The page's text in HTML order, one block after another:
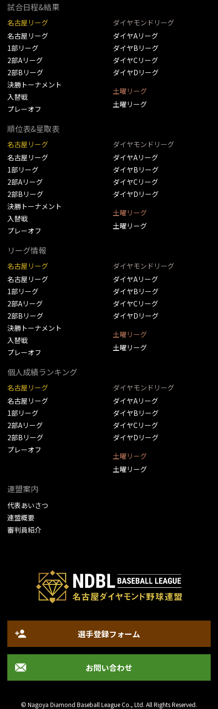
試合日程&結果
名古屋リーグ
名古屋リーグ
1部リーグ
2部Aリーグ
2部Bリーグ
決勝トーナメント
入替戦
プレーオフ
ダイヤモンドリーグ
ダイヤAリーグ
ダイヤBリーグ
ダイヤCリーグ
ダイヤDリーグ
土曜リーグ
土曜リーグ
順位表&星取表
名古屋リーグ
名古屋リーグ
1部リーグ
2部Aリーグ
2部Bリーグ
決勝トーナメント
入替戦
プレーオフ
ダイヤモンドリーグ
ダイヤAリーグ
ダイヤBリーグ
ダイヤCリーグ
ダイヤDリーグ
土曜リーグ
土曜リーグ
リーグ情報
名古屋リーグ
名古屋リーグ
1部リーグ
2部Aリーグ
2部Bリーグ
決勝トーナメント
入替戦
プレーオフ
ダイヤモンドリーグ
ダイヤAリーグ
ダイヤBリーグ
ダイヤCリーグ
ダイヤDリーグ
土曜リーグ
土曜リーグ
個人成績ランキング
名古屋リーグ
名古屋リーグ
1部リーグ
2部Aリーグ
2部Bリーグ
プレーオフ
ダイヤモンドリーグ
ダイヤAリーグ
ダイヤBリーグ
ダイヤCリーグ
ダイヤDリーグ
土曜リーグ
土曜リーグ
連盟案内
代表あいさつ
連盟概要
審判員紹介
選手登録フォーム
お問い合わせ
© Nagoya Diamond Baseball League Co., Ltd. All Rights Reserved.